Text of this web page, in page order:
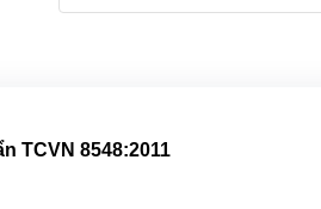
TCVN 8548:2011